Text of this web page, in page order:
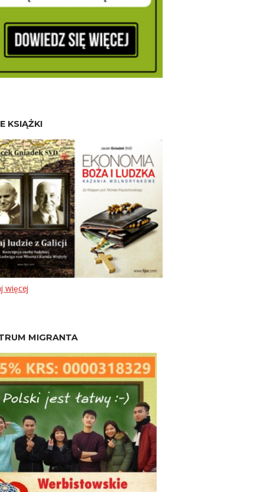
KSIĄŻKI
więcej
MIGRANTA